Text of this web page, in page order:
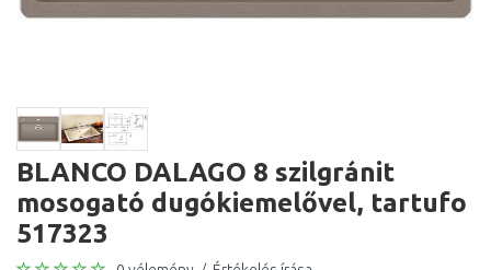
BLANCO DALAGO 8 szilgránit
mosogató dugókiemelővel, tartufo
517323